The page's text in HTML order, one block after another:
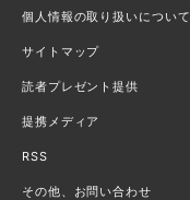
個人情報の取り扱いについて
サイトマップ
読者プレゼント提供
提携メディア
RSS
その他、お問い合わせ